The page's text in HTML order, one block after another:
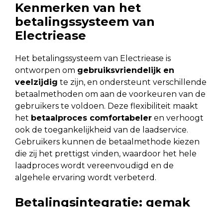
Kenmerken van het
betalingssysteem van
Electriease
Het betalingssysteem van Electriease is
ontworpen om gebruiksvriendelijk en
veelzijdig te zijn, en ondersteunt verschillende
betaalmethoden om aan de voorkeuren van de
gebruikers te voldoen. Deze flexibiliteit maakt
het betaalproces comfortabeler en verhoogt
ook de toegankelijkheid van de laadservice.
Gebruikers kunnen de betaalmethode kiezen
die zij het prettigst vinden, waardoor het hele
laadproces wordt vereenvoudigd en de
algehele ervaring wordt verbeterd.
Betalingsintegratie: gemak